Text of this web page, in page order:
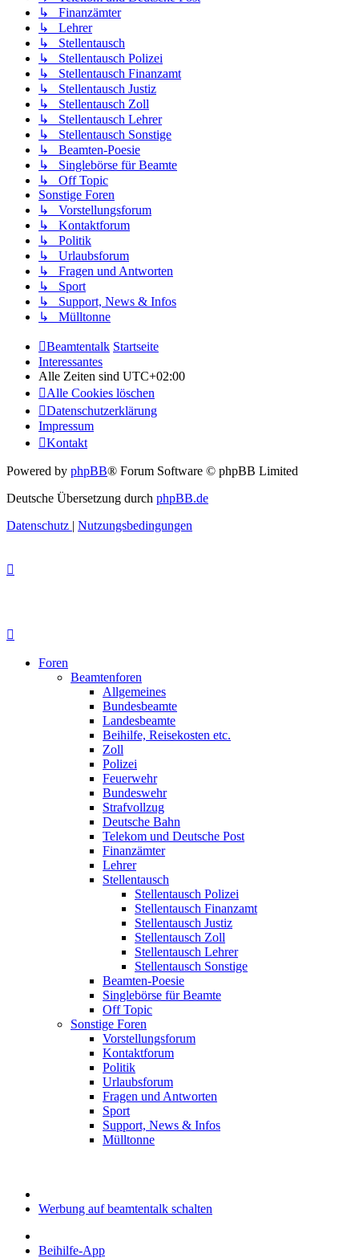
↳ Finanzämter
↳ Lehrer
↳ Stellentausch
↳ Stellentausch Polizei
↳ Stellentausch Finanzamt
↳ Stellentausch Justiz
↳ Stellentausch Zoll
↳ Stellentausch Lehrer
↳ Stellentausch Sonstige
↳ Beamten-Poesie
↳ Singlebörse für Beamte
↳ Off Topic
Sonstige Foren
↳ Vorstellungsforum
↳ Kontaktforum
↳ Politik
↳ Urlaubsforum
↳ Fragen und Antworten
↳ Sport
↳ Support, News & Infos
↳ Mülltonne
Beamtentalk Startseite
Interessantes
Alle Zeiten sind UTC+02:00
Alle Cookies löschen
Datenschutzerklärung
Impressum
Kontakt
Powered by phpBB® Forum Software © phpBB Limited
Deutsche Übersetzung durch phpBB.de
Datenschutz | Nutzungsbedingungen
Foren
Beamtenforen
Allgemeines
Bundesbeamte
Landesbeamte
Beihilfe, Reisekosten etc.
Zoll
Polizei
Feuerwehr
Bundeswehr
Strafvollzug
Deutsche Bahn
Telekom und Deutsche Post
Finanzämter
Lehrer
Stellentausch
Stellentausch Polizei
Stellentausch Finanzamt
Stellentausch Justiz
Stellentausch Zoll
Stellentausch Lehrer
Stellentausch Sonstige
Beamten-Poesie
Singlebörse für Beamte
Off Topic
Sonstige Foren
Vorstellungsforum
Kontaktforum
Politik
Urlaubsforum
Fragen und Antworten
Sport
Support, News & Infos
Mülltonne
Werbung auf beamtentalk schalten
Beihilfe-App